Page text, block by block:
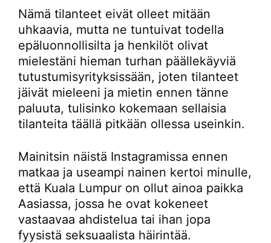
Nämä tilanteet eivät olleet mitään
uhkaavia, mutta ne tuntuivat todella
epäluonnollisilta ja henkilöt olivat
mielestäni hieman turhan päällekäyviä
tutustumisyrityksissään, joten tilanteet
jäivät mieleeni ja mietin ennen tänne
paluuta, tulisinko kokemaan sellaisia
tilanteita täällä pitkään ollessa useinkin.
Mainitsin näistä Instagramissa ennen
matkaa ja useampi nainen kertoi minulle,
että Kuala Lumpur on ollut ainoa paikka
Aasiassa, jossa he ovat kokeneet
vastaavaa ahdistelua tai ihan jopa
fyysistä seksuaalista häirintää.